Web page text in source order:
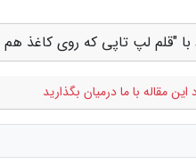
با "قلم لپ تاپی که روی کاغذ
مقاله با ما درمیان بگذارید